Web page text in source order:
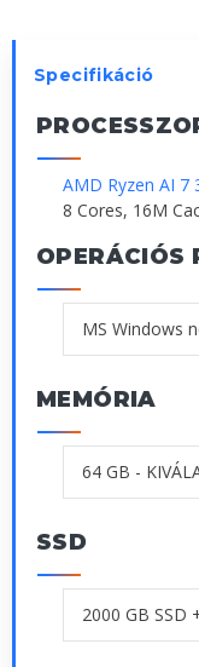
Specifikáció
AMD Ryzen AI 7
8 Cores, 16M
OPERÁCIÓS
MEMÓRIA
SSD